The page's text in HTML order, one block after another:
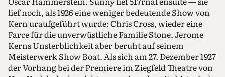
lief noch, als 1926 eine weniger bedeutende Show von
Kern uraufgeführt wurde: Chris Cross, wieder eine
Farce für die unverwüstliche Familie Stone. Jerome
Kerns Unsterblichkeit aber beruht auf seinem
Meisterwerk Show Boat. Als sich am 27. Dezember 1927
der Vorhang bei der Premiere im Ziegfeld Theatre von